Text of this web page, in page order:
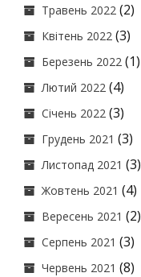
Травень 2022 (2)
Квітень 2022 (3)
Березень 2022 (1)
Лютий 2022 (4)
Січень 2022 (3)
Грудень 2021 (3)
Листопад 2021 (3)
Жовтень 2021 (4)
Вересень 2021 (2)
Серпень 2021 (3)
Червень 2021 (8)